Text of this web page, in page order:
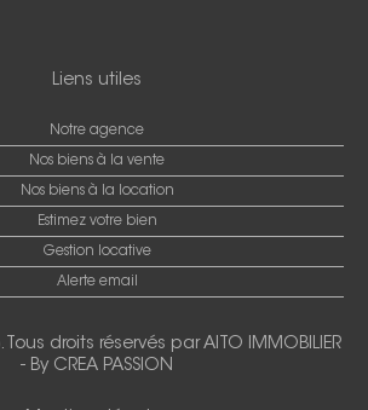
Liens utiles
Notre agence
Nos biens à la vente
Nos biens à la location
Estimez votre bien
Gestion locative
Alerte email
droits réservés parAITO IMMOBILIER
- By CREA PASSION